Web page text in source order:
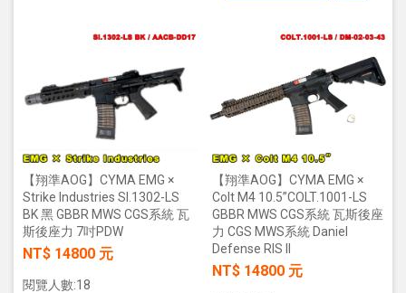
【翔準AOG】CYMA EMG ×
Strike Industries SI.1302-LS
BK 黑 GBBR MWS CGS系統 瓦
斯後座力 7吋PDW
NT$ 14800 元
閱覽人數:18
【翔準AOG】CYMA EMG ×
Colt M4 10.5”COLT.1001-LS
GBBR MWS CGS系統 瓦斯後座
力 CGS MWS系統 Daniel
Defense RIS II
NT$ 14800 元